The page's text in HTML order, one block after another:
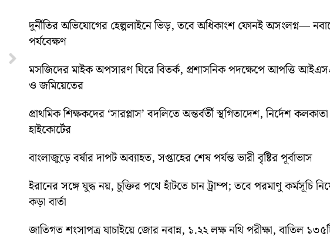
Next
দুর্নীতির অভিযোগের হেল্পলাইনে ভিড়, তবে অধিকাংশ ফোনই অসংলগ্ন—
পর্যবেক্ষণ
মসজিদের মাইক অপসারণ ঘিরে বিতর্ক, প্রশাসনিক পদক্ষেপে আপত্তি
ও জমিয়েতের
প্রাথমিক শিক্ষকদের ‘সারপ্লাস’ বদলিতে অন্তর্বর্তী স্থগিতাদেশ, নির্দেশ কলকাতা
হাইকোর্টের
বাংলাজুড়ে বর্ষার দাপট অব্যাহত, সপ্তাহের শেষ পর্যন্ত ভারী বৃষ্টির পূর্বাভাস
ইরানের সঙ্গে যুদ্ধ নয়, চুক্তির পথে হাঁটতে চান ট্রাম্প; তবে পরমাণু কর্মসূচি
কড়া বার্তা
জাতিগত শংসাপত্র যাচাইয়ে জোর নবান্ন, ১.২২ লক্ষ নথি পরীক্ষা, বাতিল